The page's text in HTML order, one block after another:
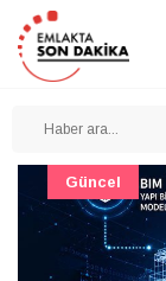
Güncel